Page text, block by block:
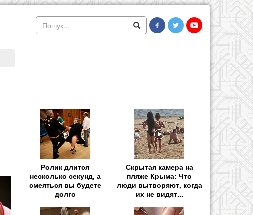
Ролик длится
несколько секунд, а
смеяться вы будете
долго
Скрытая камера на
пляже Крыма: Что
люди вытворяют, когда
их не видят...